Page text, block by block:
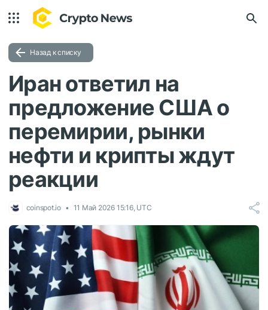
Назад к списку
Иран ответил на
предложение США о
перемирии, рынки
нефти и крипты ждут
реакции
coinspot.io 11 Май 2026 15:16, UTC